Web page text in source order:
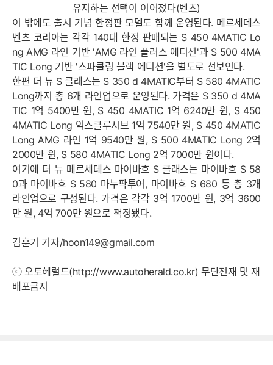
유지하는 선택이 이어졌다(벤츠)
이 밖에도 출시 기념 한정판 모델도 함께 운영된다. 메르세데스
벤츠 코리아는 각각 140대 한정 판매되는 S 450 4MATIC Lo
ng AMG 라인 기반 'AMG 라인 플러스 에디션'과 S 500 4MA
TIC Long 기반 '스파클링 블랙 에디션'을 별도로 선보인다.
한편 더 뉴 S 클래스는 S 350 d 4MATIC부터 S 580 4MATIC
Long까지 총 6개 라인업으로 운영된다. 가격은 S 350 d 4MA
TIC 1억 5400만 원, S 450 4MATIC 1억 6240만 원, S 450
4MATIC Long 익스클루시브 1억 7540만 원, S 450 4MATIC
Long AMG 라인 1억 9540만 원, S 500 4MATIC Long 2억
2000만 원, S 580 4MATIC Long 2억 7000만 원이다.
여기에 더 뉴 메르세데스 마이바흐 S 클래스는 마이바흐 S 58
0과 마이바흐 S 580 마누팍투어, 마이바흐 S 680 등 총 3개
라인업으로 구성된다. 가격은 각각 3억 1700만 원, 3억 3600
만 원, 4억 700만 원으로 책정됐다.
김훈기 기자/hoon149@gmail.com
ⓒ 오토헤럴드(http://www.autoherald.co.kr) 무단전재 및 재
배포금지